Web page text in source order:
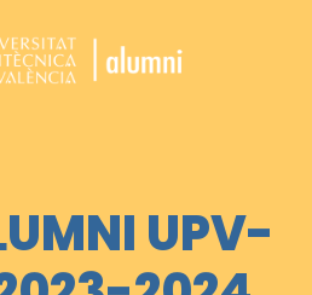
UPV-